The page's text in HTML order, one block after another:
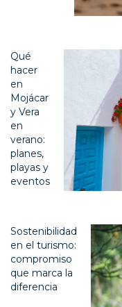
Qué
hacer
en
Mojácar
y Vera
en
verano:
planes,
playas y
eventos
Sostenibilidad
en el turismo:
compromiso
que marca la
diferencia